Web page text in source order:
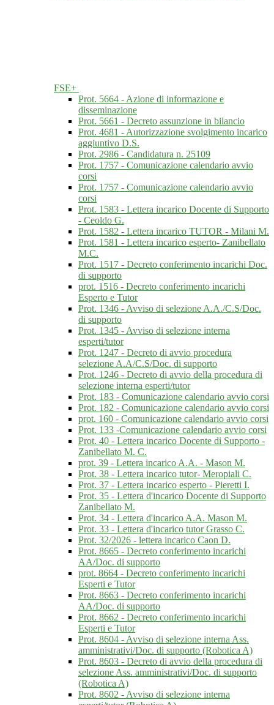
FSE+
Prot. 5664 - Azione di informazione e
disseminazione
Prot. 5661 - Decreto assunzione in bilancio
Prot. 4681 - Autorizzazione svolgimento incarico
aggiuntivo D.S.
Prot. 2986 - Candidatura n. 25109
Prot. 1757 - Comunicazione calendario avvio
corsi
Prot. 1757 - Comunicazione calendario avvio
corsi
Prot. 1583 - Lettera incarico Docente di Supporto
- Ceoldo G.
Prot. 1582 - Lettera incarico TUTOR - Milani M.
Prot. 1581 - Lettera incarico esperto- Zanibellato
M.C.
Prot. 1517 - Decreto conferimento incarichi Doc.
di supporto
prot. 1516 - Decreto conferimento incarichi
Esperto e Tutor
Prot. 1346 - Avviso di selezione A.A./C.S/Doc.
di supporto
Prot. 1345 - Avviso di selezione interna
esperti/tutor
Prot. 1247 - Decreto di avvio procedura
selezione A.A/C.S/Doc. di supporto
Prot. 1246 - Decreto di avvio della procedura di
selezione interna esperti/tutor
Prot. 183 - Comunicazione calendario avvio corsi
Prot. 182 - Comunicazione calendario avvio corsi
prot. 160 - Comunicazione calendario avvio corsi
Prot. 133 -Comunicazione calendario avvio corsi
Prot. 40 - Lettera incarico Docente di Supporto -
Zanibellato M. C.
prot. 39 - Lettera incarico A.A. - Mason M.
Prot. 38 - Lettera incarico tutor- Meropiali C.
Prot. 37 - Lettera incarico esperto - Pieretti I.
Prot. 35 - Lettera d'incarico Docente di Supporto
Zanibellato M.
Prot. 34 - Lettera d'incarico A.A. Mason M.
Prot. 33 - Lettera d'incarico tutor Grasso C.
Prot. 32/2026 - lettera incarico Caon D.
Prot. 8665 - Decreto conferimento incarichi
AA/Doc. di supporto
prot. 8664 - Decreto conferimento incarichi
Esperti e Tutor
Prot. 8663 - Decreto conferimento incarichi
AA/Doc. di supporto
Prot. 8662 - Decreto conferimento incarichi
Esperti e Tutor
Prot. 8604 - Avviso di selezione interna Ass.
amministrativi/Doc. di supporto (Robotica A)
Prot. 8603 - Decreto di avvio della procedura di
selezione Ass. amministrativi/Doc. di supporto
(Robotica A)
Prot. 8602 - Avviso di selezione interna